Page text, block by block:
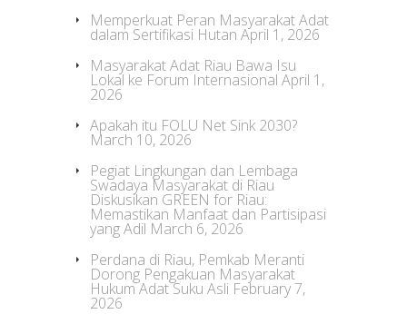
Memperkuat Peran Masyarakat Adat
dalam Sertifikasi Hutan April 1, 2026
Masyarakat Adat Riau Bawa Isu
Lokal ke Forum Internasional April 1,
2026
Apakah itu FOLU Net Sink 2030?
March 10, 2026
Pegiat Lingkungan dan Lembaga
Swadaya Masyarakat di Riau
Diskusikan GREEN for Riau:
Memastikan Manfaat dan Partisipasi
yang Adil March 6, 2026
Perdana di Riau, Pemkab Meranti
Dorong Pengakuan Masyarakat
Hukum Adat Suku Asli February 7,
2026